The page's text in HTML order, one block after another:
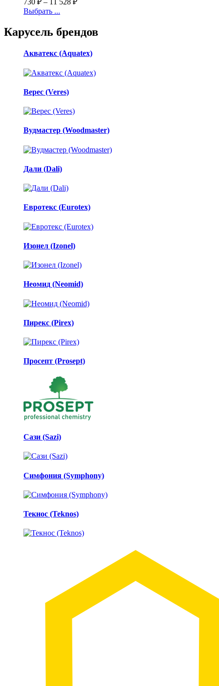
730 ₽ – 11 528 ₽
Выбрать ...
Карусель брендов
Акватекс (Aquatex)
Верес (Veres)
Вудмастер (Woodmaster)
Дали (Dali)
Евротекс (Eurotex)
Изонел (Izonel)
Неомид (Neomid)
Пирекс (Pirex)
Просепт (Prosept)
Сази (Sazi)
Симфония (Symphony)
Текнос (Teknos)